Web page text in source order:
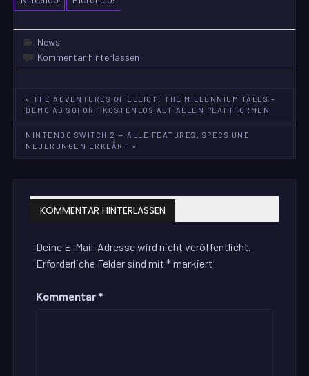
News
Kommentar hinterlassen
Beitragsnavigation
« THE ADVENTURES OF ELLIOT: THE MILLENNIUM TALES –
DEMO AB SOFORT KOSTENLOS AUF ALLEN PLATTFORMEN
NINTENDO SWITCH 2 — ALLE FEATURES, SPECS UND
NEUERUNGEN ERKLÄRT »
KOMMENTAR HINTERLASSEN
Deine E-Mail-Adresse wird nicht veröffentlicht.
Erforderliche Felder sind mit*markiert
Kommentar *